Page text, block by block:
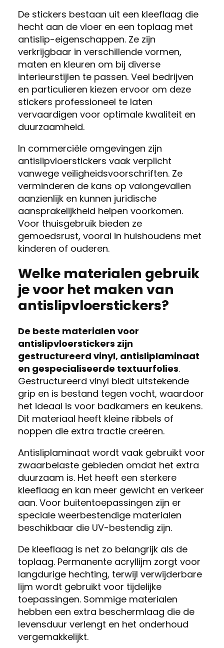
De stickers bestaan uit een kleeflaag die
hecht aan de vloer en een toplaag met
antislip-eigenschappen. Ze zijn
verkrijgbaar in verschillende vormen,
maten en kleuren om bij diverse
interieurstijlen te passen. Veel bedrijven
en particulieren kiezen ervoor om deze
stickers professioneel te laten
vervaardigen voor optimale kwaliteit en
duurzaamheid.
In commerciële omgevingen zijn
antislipvloerstickers vaak verplicht
vanwege veiligheidsvoorschriften. Ze
verminderen de kans op valongevallen
aanzienlijk en kunnen juridische
aansprakelijkheid helpen voorkomen.
Voor thuisgebruik bieden ze
gemoedsrust, vooral in huishoudens met
kinderen of ouderen.
Welke materialen gebruik
je voor het maken van
antislipvloerstickers?
De beste materialen voor
antislipvloerstickers zijn
gestructureerd vinyl, antisliplaminaat
en gespecialiseerde textuurfolies.
Gestructureerd vinyl biedt uitstekende
grip en is bestand tegen vocht, waardoor
het ideaal is voor badkamers en keukens.
Dit materiaal heeft kleine ribbels of
noppen die extra tractie creëren.
Antisliplaminaat wordt vaak gebruikt voor
zwaarbelaste gebieden omdat het extra
duurzaam is. Het heeft een sterkere
kleeflaag en kan meer gewicht en verkeer
aan. Voor buitentoepassingen zijn er
speciale weerbestendige materialen
beschikbaar die UV-bestendig zijn.
De kleeflaag is net zo belangrijk als de
toplaag. Permanente acryllijm zorgt voor
langdurige hechting, terwijl verwijderbare
lijm wordt gebruikt voor tijdelijke
toepassingen. Sommige materialen
hebben een extra beschermlaag die de
levensduur verlengt en het onderhoud
vergemakkelijkt.